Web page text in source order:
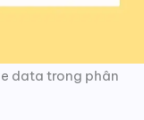
data trong phân